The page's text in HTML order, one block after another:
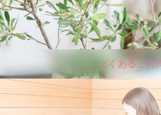
よくあるご質